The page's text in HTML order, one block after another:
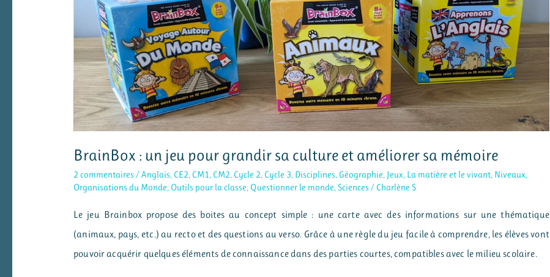
BrainBox : un jeu pour grandir sa culture et améliorer sa mémoire
2 commentaires/Anglais, CE2, CM1, CM2, Cycle 2, Cycle 3, Disciplines, Géographie, Jeux, La matière et le vivant, Niveaux,
Organisations du Monde, Outils pour la classe, Questionner le monde,Sciences/ Charlène S
Le jeu Brainbox propose des boites au concept simple : une carte avec des informations sur une thématique
(animaux, pays, etc.) au recto et des questions au verso. Grâce à une règle du jeu facile à comprendre, les élèves vont
pouvoir acquérir quelques éléments de connaissance dans des parties courtes, compatibles avec le milieu scolaire.